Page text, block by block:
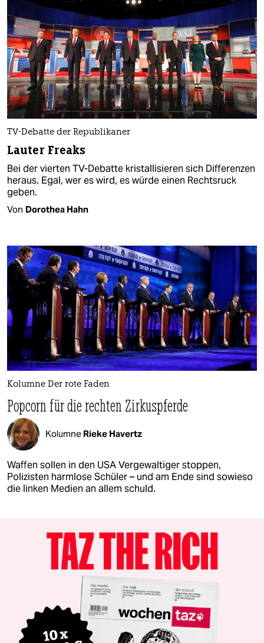
TV-Debatte der Republikaner
Lauter Freaks
Bei der vierten TV-Debatte kristallisieren sich Differenzen
heraus. Egal, wer es wird, es würde einen Rechtsruck
geben.
Von Dorothea Hahn
Kolumne Der rote Faden
Popcorn für die rechten Zirkuspferde
Kolumne Rieke Havertz
Waffen sollen in den USA Vergewaltiger stoppen,
Polizisten harmlose Schüler – und am Ende sind sowieso
die linken Medien an allem schuld.